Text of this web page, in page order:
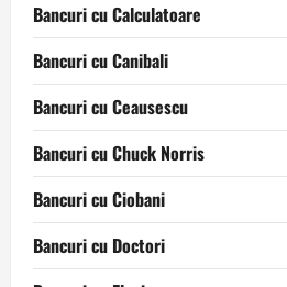
Bancuri cu Calculatoare
Bancuri cu Canibali
Bancuri cu Ceausescu
Bancuri cu Chuck Norris
Bancuri cu Ciobani
Bancuri cu Doctori